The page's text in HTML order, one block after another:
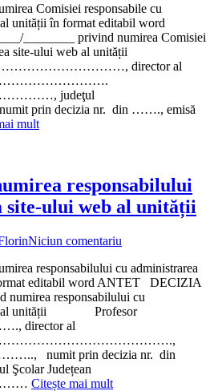
Comisiei responsabile cu
unității în format editabil word
________ privind numirea Comisiei
site-ului web al unității
director al
judeţul
decizia nr. din ……., emisă
mult„Decizie
responsabile
cu
administrarea
ului
al
unității”
responsabilului
site-ului web al unității
Niciun comentariu
responsabilului cu administrarea
editabil word ANTET DECIZIA
numirea responsabilului cu
al unității Profesor
al
numit prin decizia nr. din
Şcolar Județean
Citește mai mult„Decizie